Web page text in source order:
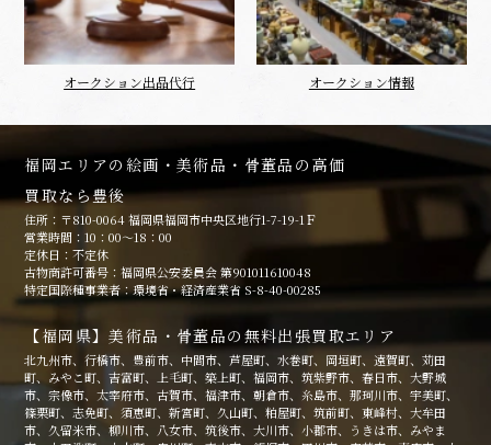
オークション出品代行 オークション情報
福岡エリアの絵画・美術品・骨董品の高価
買取なら豊後
住所：〒810-0064 福岡県福岡市中央区地行1-7-19-1Ｆ
営業時間：10：00～18：00
定休日：不定休
古物商許可番号：福岡県公安委員会 第901011610048
特定国際種事業者：環境省・経済産業省 S-8-40-00285
【福岡県】美術品・骨董品の無料出張買取エリア
北九州市、行橋市、豊前市、中間市、芦屋町、水巻町、岡垣町、遠賀町、苅田
町、みやこ町、吉富町、上毛町、築上町、福岡市、筑紫野市、春日市、大野城
市、宗像市、太宰府市、古賀市、福津市、朝倉市、糸島市、那珂川市、宇美町、
篠栗町、志免町、須恵町、新宮町、久山町、粕屋町、筑前町、東峰村、大牟田
市、久留米市、柳川市、八女市、筑後市、大川市、小郡市、うきは市、みやま